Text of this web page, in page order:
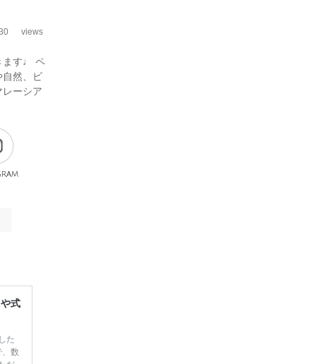
views
ます♩ ペ
自然、ビ
ーシア
式
た
数